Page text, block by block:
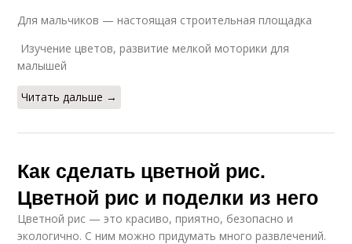
Для мальчиков — настоящая строительная площадка
Изучение цветов, развитие мелкой моторики для
малышей
Читать дальше →
Как сделать цветной рис.
Цветной рис и поделки из него
Цветной рис — это красиво, приятно, безопасно и
экологично. С ним можно придумать много развлечений.